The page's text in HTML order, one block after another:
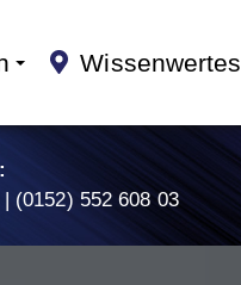
Wissenwertes
(0152) 552 608 03